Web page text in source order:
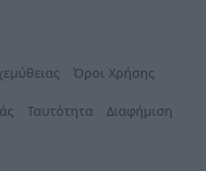
Όροι Χρήσης
Ταυτότητα Διαφήμιση